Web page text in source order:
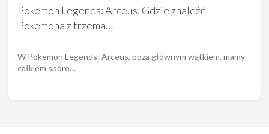
Pokemon Legends: Arceus. Gdzie znaleźć
Pokemona z trzema…
W Pokemon Legends: Arceus, poza głównym wątkiem, mamy
całkiem sporo…